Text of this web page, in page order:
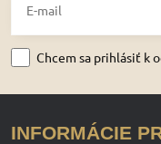
Chcem sa prihlásiť k
INFORMÁCIE